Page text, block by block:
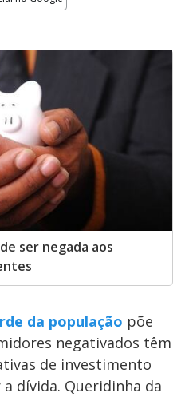
ser negada aos
da população põe
negativados têm
de investimento
dívida. Queridinha da